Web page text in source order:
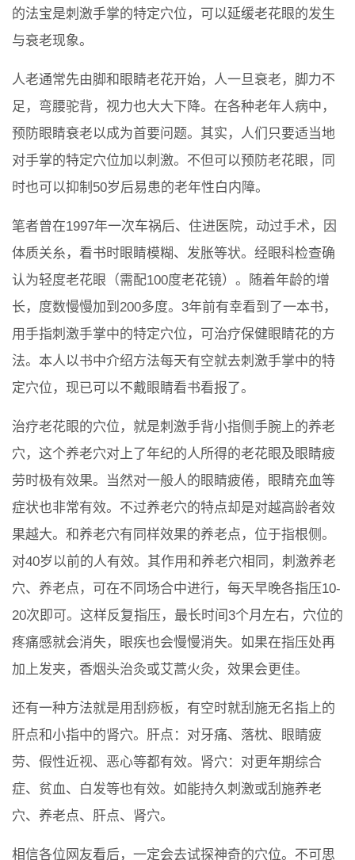
的法宝是刺激手掌的特定穴位，可以延缓老花眼的发生
与衰老现象。
人老通常先由脚和眼睛老花开始，人一旦衰老，脚力不
足，弯腰驼背，视力也大大下降。在各种老年人病中，
预防眼睛衰老以成为首要问题。其实，人们只要适当地
对手掌的特定穴位加以刺激。不但可以预防老花眼，同
时也可以抑制50岁后易患的老年性白内障。
笔者曾在1997年一次车祸后、住进医院，动过手术，因
体质关糸，看书时眼睛模糊、发胀等状。经眼科检查确
认为轻度老花眼（需配100度老花镜）。随着年龄的增
长，度数慢慢加到200多度。3年前有幸看到了一本书，
用手指刺激手掌中的特定穴位，可治疗保健眼睛花的方
法。本人以书中介绍方法每天有空就去刺激手掌中的特
定穴位，现已可以不戴眼睛看书看报了。
治疗老花眼的穴位，就是刺激手背小指侧手腕上的养老
穴，这个养老穴对上了年纪的人所得的老花眼及眼睛疲
劳时极有效果。当然对一般人的眼睛疲倦，眼睛充血等
症状也非常有效。不过养老穴的特点却是对越高龄者效
果越大。和养老穴有同样效果的养老点，位于指根侧。
对40岁以前的人有效。其作用和养老穴相同，刺激养老
穴、养老点，可在不同场合中进行，每天早晚各指压10-
20次即可。这样反复指压，最长时间3个月左右，穴位的
疼痛感就会消失，眼疾也会慢慢消失。如果在指压处再
加上发夹，香烟头治灸或艾蒿火灸，效果会更佳。
还有一种方法就是用刮痧板，有空时就刮施无名指上的
肝点和小指中的肾穴。肝点：对牙痛、落枕、眼睛疲
劳、假性近视、恶心等都有效。肾穴：对更年期综合
症、贫血、白发等也有效。如能持久刺激或刮施养老
穴、养老点、肝点、肾穴。
相信各位网友看后，一定会去试探神奇的穴位。不可思